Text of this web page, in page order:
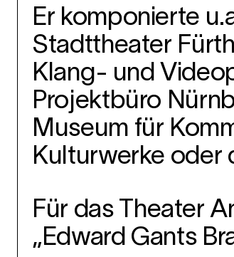
Er komponierte
Stadttheater
Klang- und
Projektbüro
Museum für
Kulturwerke oder
Für das Theater
„Edward Gants